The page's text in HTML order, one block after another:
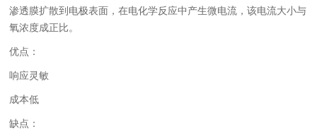
渗透膜扩散到电极表面，在电化学反应中产生微电流，该电流大小与
氧浓度成正比。
优点：
响应灵敏
成本低
缺点：